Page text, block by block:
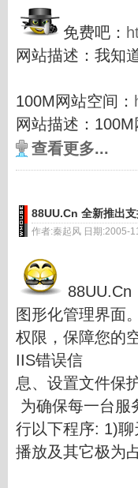
免费吧：
网站描述：我知
100M网站空间：
网站描述：
查看更多...
88UU.Cn 全新推出
作者:秦起风 日期:2005-
图形化管理界面
权限，保障您的
IIS错误信
息、设置文件保
为确保每一台服
行以下程序: 1)
播放及其它极为